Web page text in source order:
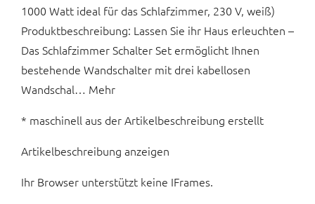
1000 Watt ideal für das Schlafzimmer, 230 V, weiß)
Produktbeschreibung: Lassen Sie ihr Haus erleuchten –
Das Schlafzimmer Schalter Set ermöglicht Ihnen
bestehende Wandschalter mit drei kabellosen
Wandschal… Mehr
* maschinell aus der Artikelbeschreibung erstellt
Artikelbeschreibung anzeigen
Ihr Browser unterstützt keine IFrames.